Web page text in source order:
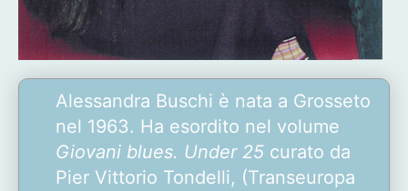
Alessandra Buschi è nata a Grosseto
nel 1963. Ha esordito nel volume
Giovani blues. Under 25 curato da
Pier Vittorio Tondelli, (Transeuropa